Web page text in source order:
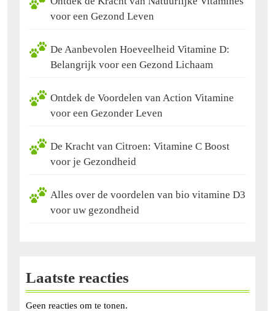
voor een Gezond Leven
De Aanbevolen Hoeveelheid Vitamine D:
Belangrijk voor een Gezond Lichaam
Ontdek de Voordelen van Action Vitamine
voor een Gezonder Leven
De Kracht van Citroen: Vitamine C Boost
voor je Gezondheid
Alles over de voordelen van bio vitamine D3
voor uw gezondheid
Laatste reacties
Geen reacties om te tonen.